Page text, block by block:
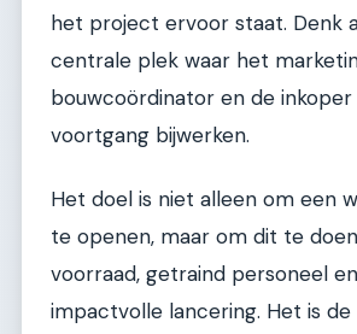
het project ervoor staat. Denk
centrale plek waar het
bouwcoördinator en de inkoper
voortgang bijwerken.
Het doel is niet alleen om een
te openen, maar om dit te
voorraad, getraind personeel
impactvolle lancering. Het is